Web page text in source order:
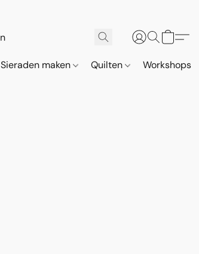
Sieraden maken Quilten Workshops